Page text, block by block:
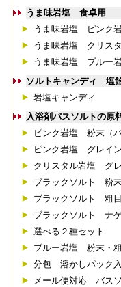
うま味岩塩 食卓用
うま味岩塩 ピンク
うま味岩塩 クリス
うま味岩塩 ブルー
ソルトキャンディ 塩
岩塩キャンディ
入浴剤バスソルトの原
ピンク岩塩 粉末（パ
ピンク岩塩 グレイ
クリスタル岩塩 グ
ブラックソルト 粉末
ブラックソルト 粗
ブラックソルト ナ
選べる２種セット
ブルー岩塩 粉末・
分包 溶かしパック
メール便対応 バス